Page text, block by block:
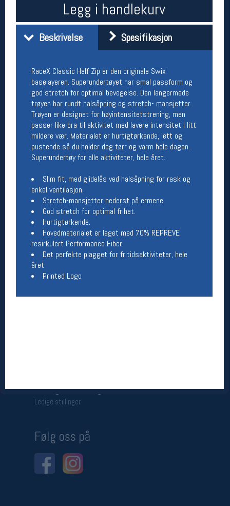
Legg i handlekurv
Beskrivelse Spesifikasjon
RaceX Classic Half Zip er den originale Swix
baselayeren. Superundertøyet har smal passform og
god stretch for optimal bevegelse. Den langermede
trøyen har rundt halsåpning og stretch- mansjetter.
Trøyen er designet for høyintensitetstrening, men
passer like bra til aktivitet med lavere intensitet i litt
mildere vær. Materialet er hurtigtørkende, lett og
pustende så du holder deg tørr og varm hele dagen.
Superundertøy for alle aktiviteter, hele året.
Slim fit, med glidelås ved halsåpning for rask og
enkel ventilasjon.
Stretch-mansjetter nederst på ermene.
God stretch for optimal frihet.
Hurtigtørkende.
Hovedmaterialet er laget med 70% REPREVE
resirkulert Performance Fiber.
Det perfekte plagget for fritidsaktiviteter, hele
året
Printed Logo
Kontakt oss
Man-Fredag:
11-18
Lørdag:
11-16
Team Oslo Sportslager
Magasinet
Medlemstilbud og aktiviteter
MELD DEG INN GRATIS
Åpningstider verkstedet
Man-Fredag:
11-18
Lørdag:
Om verkstedet
For å bestille time må du logge inn i
nettbutikken og trykke på den nederste blå
linjen
Betingelser
Ledige stillinger
Ledige stillinger
Følg oss på